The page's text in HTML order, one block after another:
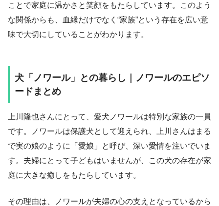
ことで家庭に温かさと笑顔をもたらしています。このよう
な関係からも、血縁だけでなく“家族”という存在を広い意
味で大切にしていることがわかります。
犬「ノワール」との暮らし｜ノワールのエピソ
ードまとめ
上川隆也さんにとって、愛犬ノワールは特別な家族の一員
です。ノワールは保護犬として迎えられ、上川さんはまる
で実の娘のように「愛娘」と呼び、深い愛情を注いでいま
す。夫婦にとって子どもはいませんが、この犬の存在が家
庭に大きな癒しをもたらしています。
その理由は、ノワールが夫婦の心の支えとなっているから